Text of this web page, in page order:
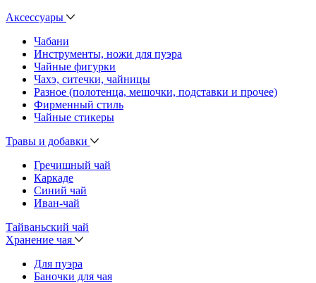
Аксессуары
Чабани
Инструменты, ножи для пуэра
Чайные фигурки
Чахэ, ситечки, чайницы
Разное (полотенца, мешочки, подставки и прочее)
Фирменный стиль
Чайные стикеры
Травы и добавки
Гречишный чай
Каркаде
Синий чай
Иван-чай
Тайваньский чай
Хранение чая
Для пуэра
Баночки для чая